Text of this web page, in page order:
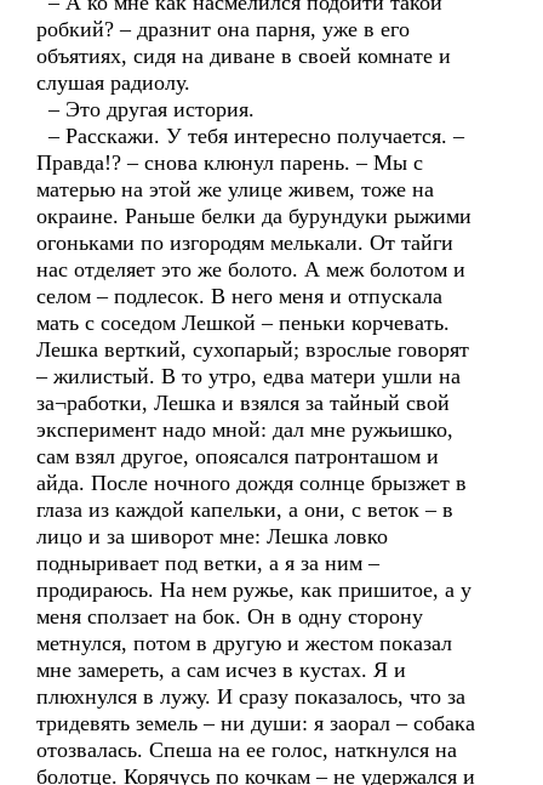
робкий? – дразнит она парня, уже в его
объятиях, сидя на диване в своей комнате и
слушая радиолу.
– Это другая история.
– Расскажи. У тебя интересно получается. –
Правда!? – снова клюнул парень. – Мы с
матерью на этой же улице живем, тоже на
окраине. Раньше белки да бурундуки рыжими
огоньками по изгородям мелькали. От тайги
нас отделяет это же болото. А меж болотом и
селом – подлесок. В него меня и отпускала
мать с соседом Лешкой – пеньки корчевать.
Лешка верткий, сухопарый; взрослые говорят
– жилистый. В то утро, едва матери ушли на
за¬работки, Лешка и взялся за тайный свой
эксперимент надо мной: дал мне ружьишко,
сам взял другое, опоясался патронташом и
айда. После ночного дождя солнце брызжет в
глаза из каждой капельки, а они, с веток – в
лицо и за шиворот мне: Лешка ловко
подныривает под ветки, а я за ним –
продираюсь. На нем ружье, как пришитое, а у
меня сползает на бок. Он в одну сторону
метнулся, потом в другую и жестом показал
мне замереть, а сам исчез в кустах. Я и
плюхнулся в лужу. И сразу показалось, что за
тридевять земель – ни души: я заорал – собака
отозвалась. Спеша на ее голос, наткнулся на
болотце. Корячусь по кочкам – не удержался и